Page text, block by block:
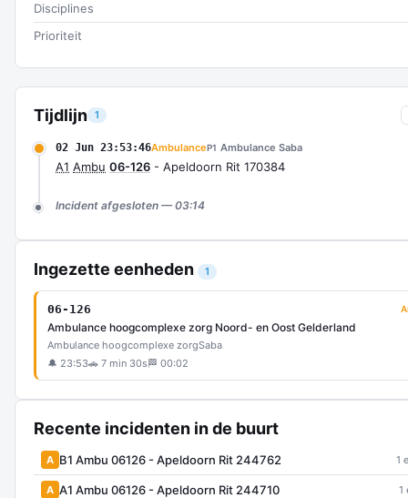
Tijdlijn 1
02 Jun 23:53:46AmbulanceP1 Ambulance Saba
A1 Ambu 06-126 - Apeldoorn Rit 170384
Incident afgesloten — 03:14
Ingezette eenheden 1
06-126
Ambulance hoogcomplexe zorg Noord- en Oost Gelderland
Ambulance hoogcomplexe zorgSaba
🔔 23:53🚗 7 min 30s 🏁 00:02
Recente incidenten in de buurt
A B1 Ambu 06126 - Apeldoorn Rit 244762 1
A A1 Ambu 06126 - Apeldoorn Rit 244710 1
Disciplines
Prioriteit